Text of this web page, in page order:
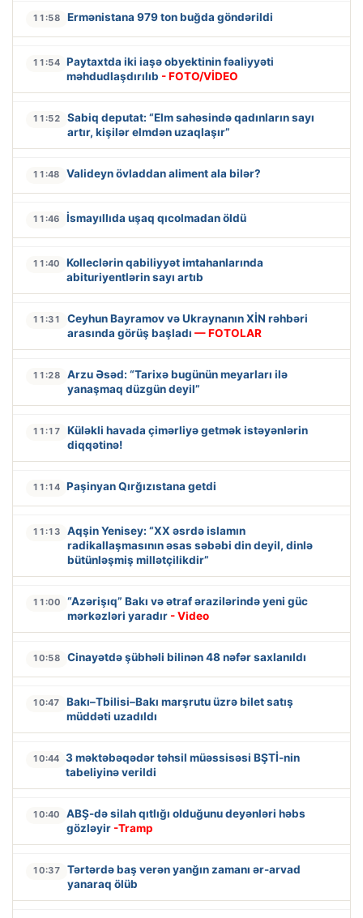
11:58 Ermənistana 979 ton buğda göndərildi
11:54 Paytaxtda iki iaşə obyektinin fəaliyyəti
məhdudlaşdırılıb - FOTO/VİDEO
11:52
Sabiq deputat: “Elm sahəsində qadınların sayı
artır, kişilər elmdən uzaqlaşır”
11:48 Valideyn övladdan aliment ala bilər?
11:46 İsmayıllıda uşaq qıcolmadan öldü
11:40
Kolleclərin qabiliyyət imtahanlarında
abituriyentlərin sayı artıb
11:31
Ceyhun Bayramov və Ukraynanın XİN rəhbəri
arasında görüş başladı — FOTOLAR
11:28
Arzu Əsəd: “Tarixə bugünün meyarları ilə
yanaşmaq düzgün deyil”
11:17
Küləkli havada çimərliyə getmək istəyənlərin
diqqətinə!
11:14 Paşinyan Qırğızıstana getdi
11:13
Aqşin Yenisey: “XX əsrdə islamın
radikallaşmasının əsas səbəbi din deyil, dinlə
bütünləşmiş millətçilikdir”
11:00
“Azərişıq” Bakı və ətraf ərazilərində yeni güc
mərkəzləri yaradır - Video
10:58 Cinayətdə şübhəli bilinən 48 nəfər saxlanıldı
10:47
Bakı–Tbilisi–Bakı marşrutu üzrə bilet satış
müddəti uzadıldı
10:44 3 məktəbəqədər təhsil müəssisəsi BŞTİ-nin
tabeliyinə verildi
10:40
ABŞ-də silah qıtlığı olduğunu deyənləri həbs
gözləyir -Tramp
10:37
Tərtərdə baş verən yanğın zamanı ər-arvad
yanaraq ölüb